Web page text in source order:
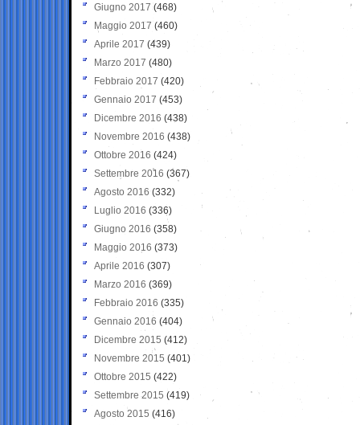
Giugno 2017 (468)
Maggio 2017 (460)
Aprile 2017 (439)
Marzo 2017 (480)
Febbraio 2017 (420)
Gennaio 2017 (453)
Dicembre 2016 (438)
Novembre 2016 (438)
Ottobre 2016 (424)
Settembre 2016 (367)
Agosto 2016 (332)
Luglio 2016 (336)
Giugno 2016 (358)
Maggio 2016 (373)
Aprile 2016 (307)
Marzo 2016 (369)
Febbraio 2016 (335)
Gennaio 2016 (404)
Dicembre 2015 (412)
Novembre 2015 (401)
Ottobre 2015 (422)
Settembre 2015 (419)
Agosto 2015 (416)